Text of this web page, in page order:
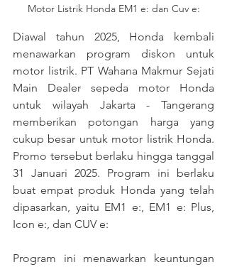
Motor Listrik Honda EM1 e: dan Cuv e:
Diawal tahun 2025, Honda kembali
menawarkan program diskon untuk
motor listrik. PT Wahana Makmur Sejati
Main Dealer sepeda motor Honda
untuk wilayah Jakarta - Tangerang
memberikan potongan harga yang
cukup besar untuk motor listrik Honda.
Promo tersebut berlaku hingga tanggal
31 Januari 2025. Program ini berlaku
buat empat produk Honda yang telah
dipasarkan, yaitu EM1 e:, EM1 e: Plus,
Icon e:, dan CUV e:
Program ini menawarkan keuntungan